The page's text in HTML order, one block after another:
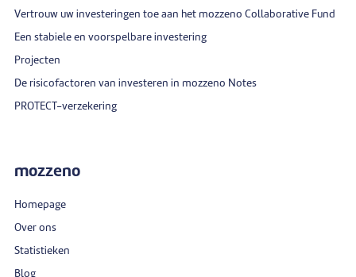
Vertrouw uw investeringen toe aan het mozzeno Collaborative Fund
Een stabiele en voorspelbare investering
Projecten
De risicofactoren van investeren in mozzeno Notes
PROTECT-verzekering
mozzeno
Homepage
Over ons
Statistieken
Blog